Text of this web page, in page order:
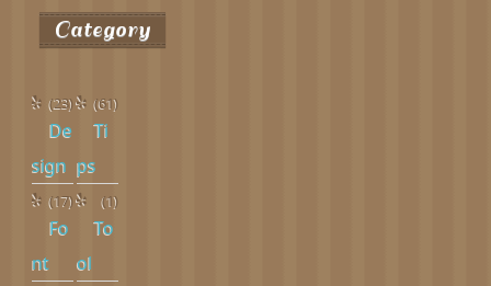
Category
De
sign
(23)
Fo
nt
(17)
Ti
ps
(61)
To
ol
(1)